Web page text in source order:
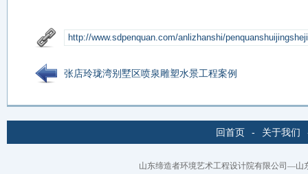
张店玲珑湾别墅区喷泉雕塑水景工程案例
回首页 - 关于我们
山东缔造者环境艺术工程设计院有限公司—